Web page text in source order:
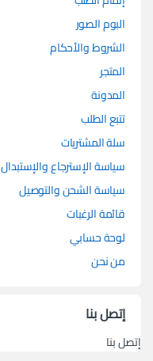
البوم الصور
الشروط والأحكام
المتجر
المدونة
تتبع الطلب
سلة المشتريات
سياسة الإسترجاع والإستبدال
سياسة الشحن والتوصيل
قائمة الرغبات
لوحة حسابي
من نحن
إتصل بنا
إتصل بنا